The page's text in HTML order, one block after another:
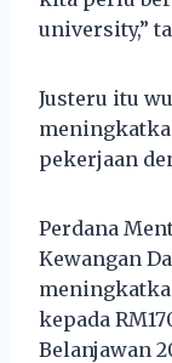
university,”
Justeru itu
pekerjaan
Perdana
Kewangan
kepada
Belanjawan